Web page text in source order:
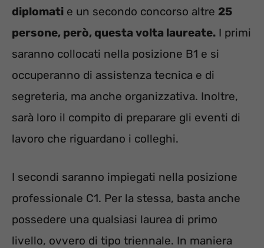
diplomati e un secondo concorso altre 25
persone, però, questa volta laureate. I primi
saranno collocati nella posizione B1 e si
occuperanno di assistenza tecnica e di
segreteria, ma anche organizzativa. Inoltre,
sarà loro il compito di preparare gli eventi di
lavoro che riguardano i colleghi.
I secondi saranno impiegati nella posizione
professionale C1. Per la stessa, basta anche
possedere una qualsiasi laurea di primo
livello, ovvero di tipo triennale. In maniera